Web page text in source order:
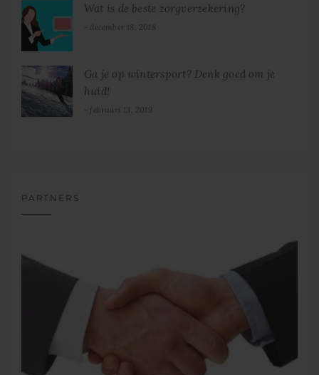
Wat is de beste zorgverzekering?
december 18, 2018
Ga je op wintersport? Denk goed om je
huid!
februari 13, 2019
PARTNERS